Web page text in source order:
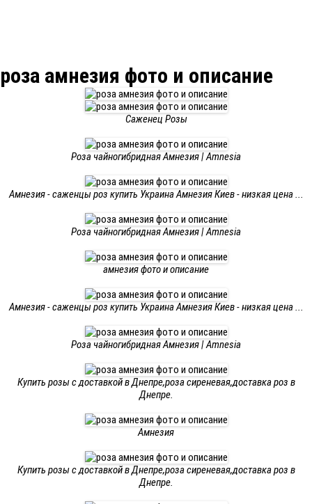
роза амнезия фото и описание
Саженец Розы
Роза чайногибридная Амнезия | Amnesia
Амнезия - саженцы роз купить Украина Амнезия Киев - низкая цена ...
Роза чайногибридная Амнезия | Amnesia
амнезия фото и описание
Амнезия - саженцы роз купить Украина Амнезия Киев - низкая цена ...
Роза чайногибридная Амнезия | Amnesia
Купить розы с доставкой в Днепре,роза сиреневая,доставка роз в
Днепре.
Амнезия
Купить розы с доставкой в Днепре,роза сиреневая,доставка роз в
Днепре.